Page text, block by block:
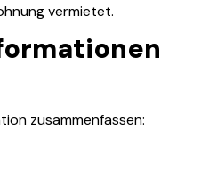
vermietet.
zusammenfassen: